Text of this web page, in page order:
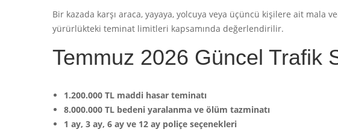
Bir kazada karşı araca, yayaya, yolcuya veya üçüncü kişilere ait mala
yürürlükteki teminat limitleri kapsamında değerlendirilir.
Temmuz 2026 Güncel Trafik
1.200.000 TL maddi hasar teminatı
8.000.000 TL bedeni yaralanma ve ölüm tazminatı
1 ay, 3 ay, 6 ay ve 12 ay poliçe seçenekleri